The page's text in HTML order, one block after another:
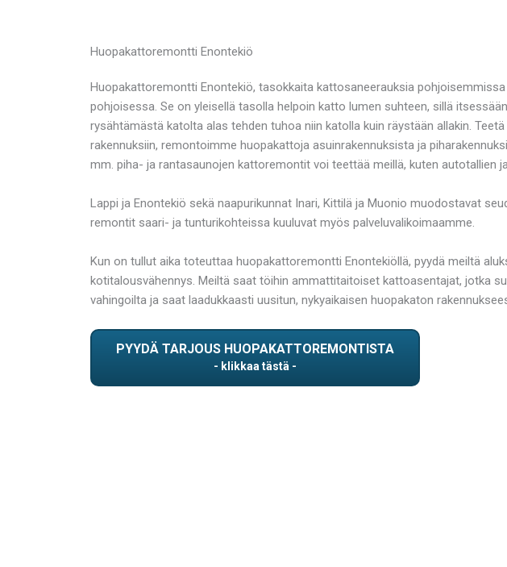
Huopakattoremontti Enontekiö
Huopakattoremontti Enontekiö, tasokkaita kattosaneerauksia
pohjoisessa. Se on yleisellä tasolla helpoin katto lumen suhteen, sillä
rysähtämästä katolta alas tehden tuhoa niin katolla kuin räystään allakin.
rakennuksiin, remontoimme huopakattoja asuinrakennuksista ja
mm. piha- ja rantasaunojen kattoremontit voi teettää meillä, kuten autotallien
Lappi ja Enontekiö sekä naapurikunnat Inari, Kittilä ja Muonio muodostavat
remontit saari- ja tunturikohteissa kuuluvat myös palveluvalikoimaamme.
Kun on tullut aika toteuttaa huopakattoremontti Enontekiöllä, pyydä meiltä
kotitalousvähennys. Meiltä saat töihin ammattitaitoiset kattoasentajat, jotka
vahingoilta ja saat laadukkaasti uusitun, nykyaikaisen huopakaton
PYYDÄ TARJOUS HUOPAKATTOREMONTISTA